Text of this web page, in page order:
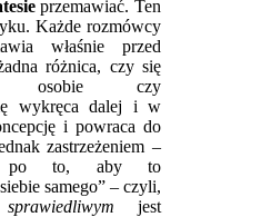
przemawiać. Ten
Każde rozmówcy
właśnie przed
różnica, czy się
osobie czy
wykręca dalej i w
i powraca do
zastrzeżeniem –
po to, aby to
samego” – czyli,
sprawiedliwym jest